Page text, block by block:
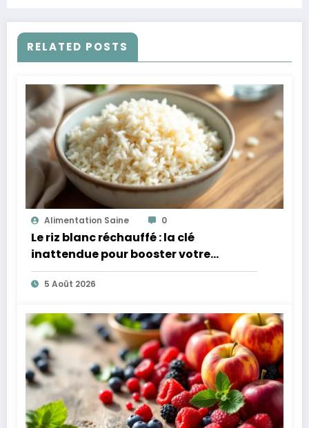
RELATED POSTS
Alimentation Saine 0
Le riz blanc réchauffé : la clé
inattendue pour booster votre
microbiote
5 Août 2026